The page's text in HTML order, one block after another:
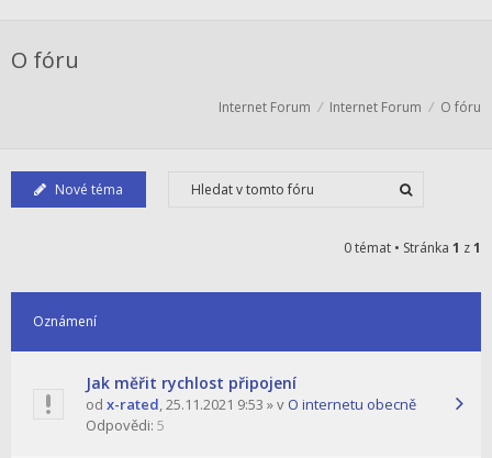
O fóru
Internet Forum Internet Forum O fóru
Nové téma
0 témat • Stránka 1 z1
Oznámení
Jak měřit rychlost připojení
od x-rated,25.11.2021 9:53 » v O internetu obecně
Odpovědi: 5